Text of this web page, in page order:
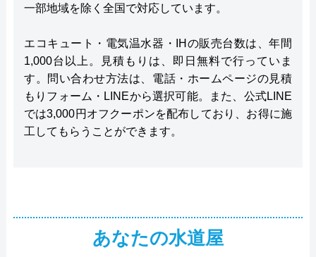
一部地域を除く全国で対応しています。
エコキュート・電気温水器・IHの販売台数は、年間
1,000台以上。見積もりは、即日無料で行っていま
す。問い合わせ方法は、電話・ホームページの見積
もりフォーム・LINEから選択可能。また、公式LINE
では3,000円オフクーポンを配布しており、お得に施
工してもらうことができます。
あなたの水道屋